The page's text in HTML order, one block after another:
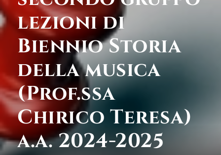
lezioni di
Biennio Storia
della musica
(Prof.ssa
Chirico Teresa)
a.a. 2024-2025